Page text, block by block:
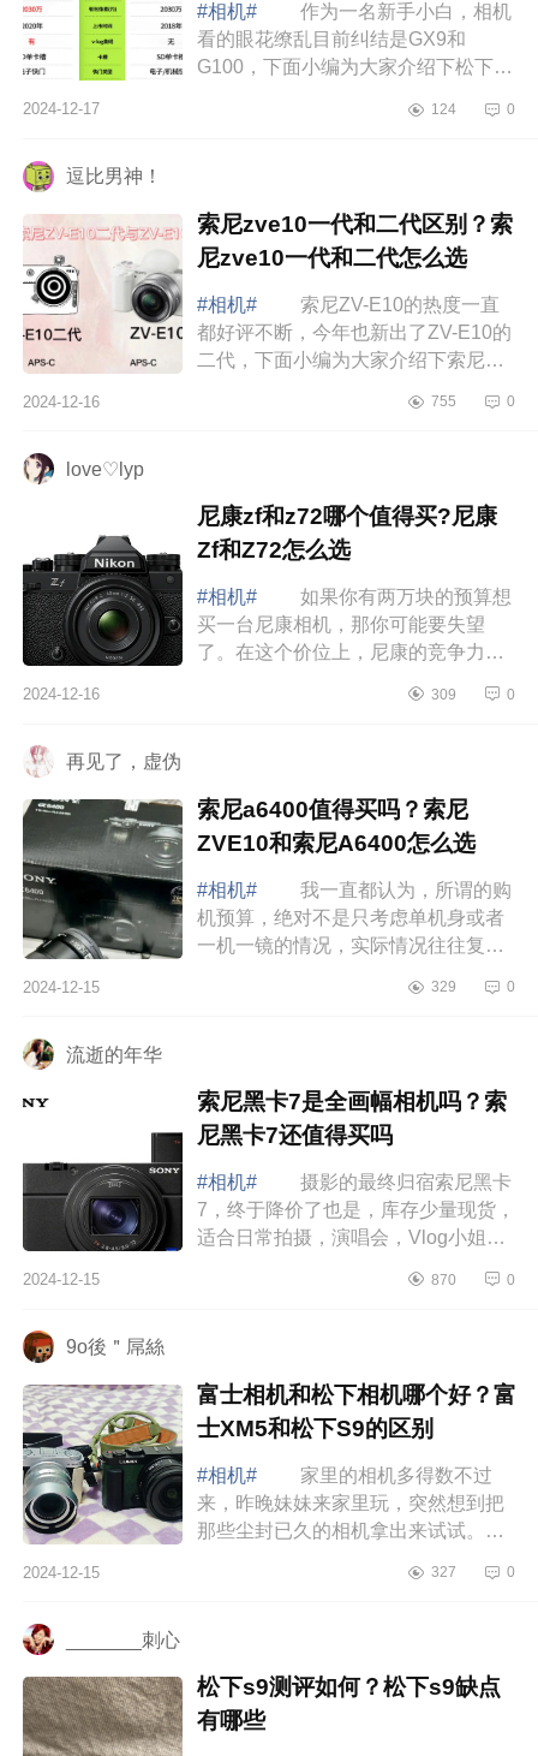
#相机#
作为一名新手小白，相机
看的眼花缭乱目前纠结是GX9和
G100，下面小编为大家介绍下松下
好 松下gx9值得买吗 松下gx9
2024-12-17 124 0
逗比男神！
索尼zve10一代和二代区别？索
尼zve10一代和二代怎么选
#相机#
索尼ZV-E10的热度一直
都好评不断，今年也新出了ZV-E10的
二代，下面小编为大家介绍下索尼
代和二代怎么选 索尼zve10一代
2024-12-16 755 0
love♡lyp
尼康zf和z72哪个值得买?尼康
Zf和Z72怎么选
#相机#
如果你有两万块的预算想
买一台尼康相机，那你可能要失望
了。在这个价位上，尼康的竞争力并
荐的。下面小编为大家介绍下尼康zf
2024-12-16 309 0
再见了，虚伪
索尼a6400值得买吗？索尼
ZVE10和索尼A6400怎么选
#相机#
我一直都认为，所谓的购
机预算，绝对不是只考虑单机身或者
一机一镜的情况，实际情况往往复杂
费用，不然就会陷入无限制的花费
2024-12-15 329 0
流逝的年华
索尼黑卡7是全画幅相机吗？索
尼黑卡7还值得买吗
#相机#
摄影的最终归宿索尼黑卡
7，终于降价了也是，库存少量现货，
适合日常拍摄，演唱会，Vlog小姐
是全画幅相机吗？索尼黑卡7还值得买
2024-12-15 870 0
9o後＂屌絲
富士相机和松下相机哪个好？富
士XM5和松下S9的区别
#相机#
家里的相机多得数不过
来，昨晚妹妹来家里玩，突然想到把
那些尘封已久的相机拿出来试试。下
相机哪个好？富士XM5和松下S9的区
2024-12-15 327 0
_______刺心
松下s9测评如何？松下s9缺点
有哪些